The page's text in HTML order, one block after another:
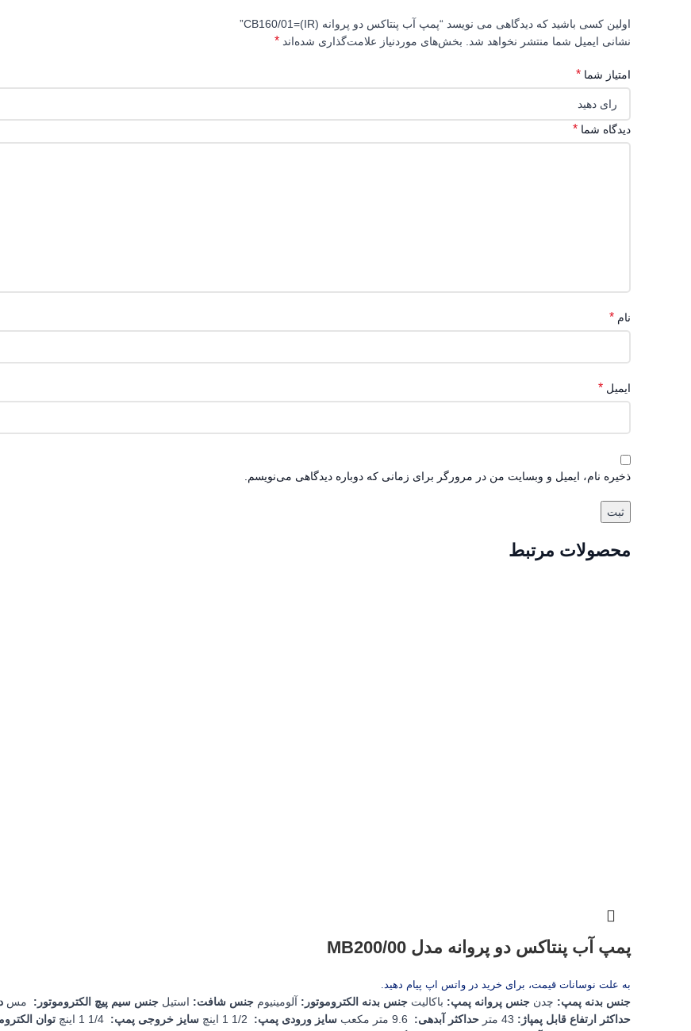
اولین کسی باشید که دیدگاهی می نویسد “پمپ آب پنتاکس دو پروانه CB160/01=(IR)”
نشانی ایمیل شما منتشر نخواهد شد.
بخش‌های موردنیاز علامت‌گذاری شده‌اند *
امتیاز شما *
دیدگاه شما *
نام *
ایمیل *
ذخیره نام، ایمیل و وبسایت من در مرورگر برای زمانی که دوباره دیدگاهی می‌نویسم.
محصولات مرتبط
پمپ آب پنتاکس دو پروانه مدل MB200/00
به علت نوسانات قیمت، برای خرید در واتس اپ پیام دهید.
جنس بدنه پمپ: چدن جنس پروانه پمپ: باکالیت جنس بدنه الکتروموتور : آلومینیوم جنس شافت: استیل جنس سیم پیچ الکتروموتور : مس
حداکثر ارتفاع قابل پمپاژ : حداکثر آبدهی: سایز ورودی پمپ: سایز خروجی پمپ: 1/4 1 اینچ توان